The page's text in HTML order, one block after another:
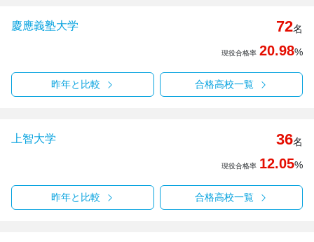
慶應義塾大学 72名
現役合格率 20.98%
昨年と比較 合格高校一覧
上智大学 36名
現役合格率 12.05%
昨年と比較 合格高校一覧